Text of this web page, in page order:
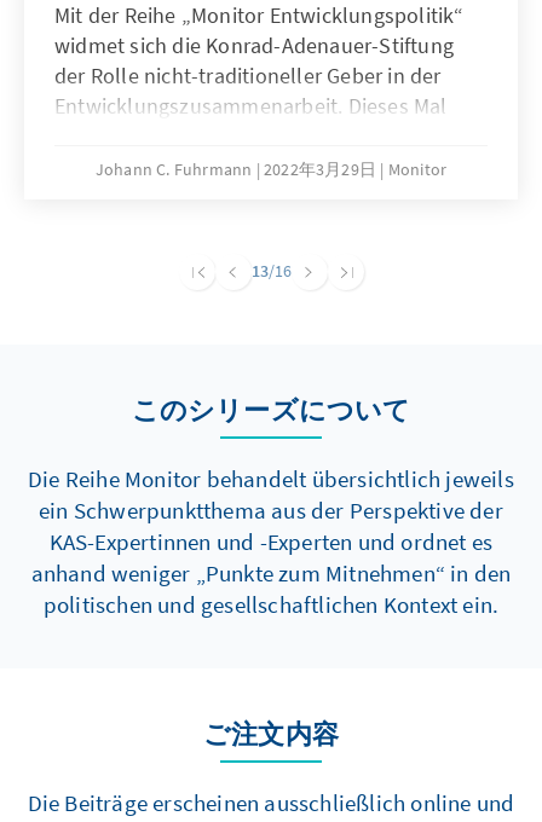
Mit der Reihe „Monitor Entwicklungspolitik“
widmet sich die Konrad-Adenauer-Stiftung
der Rolle nicht-traditioneller Geber in der
Entwicklungszusammenarbeit. Dieses Mal
Entwicklungsbanken: die NDB der BRICS-
USA in der Entwicklungsfinanzierung heraus
Johann C. Fuhrmann 2022年3月29日 Monitor
13/16
このシリーズについて
Die Reihe Monitor behandelt übersichtlich jeweils
ein Schwerpunktthema aus der Perspektive der
KAS-Expertinnen und -Experten und ordnet es
anhand weniger „Punkte zum Mitnehmen“ in den
politischen und gesellschaftlichen Kontext ein.
ご注文内容
Die Beiträge erscheinen ausschließlich online und